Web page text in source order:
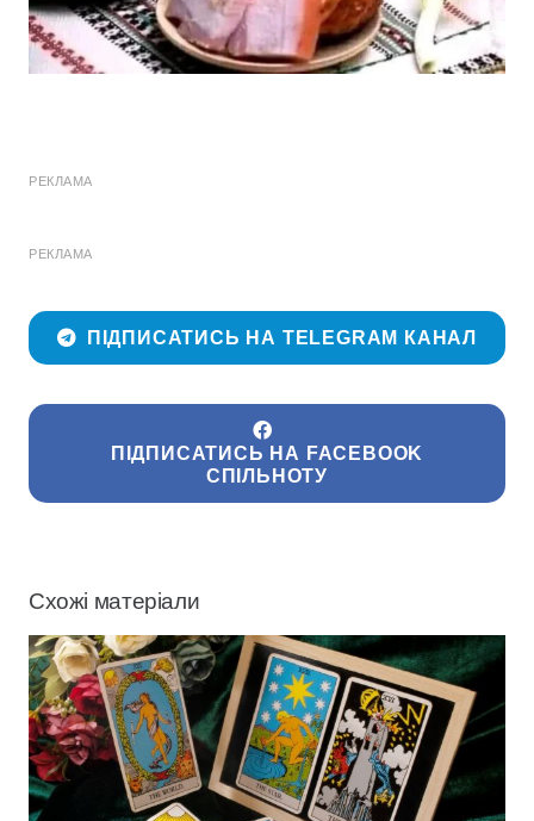
РЕКЛАМА
РЕКЛАМА
ПІДПИСАТИСЬ НА TELEGRAM КАНАЛ
ПІДПИСАТИСЬ НА FACEBOOK
СПІЛЬНОТУ
Схожі матеріали